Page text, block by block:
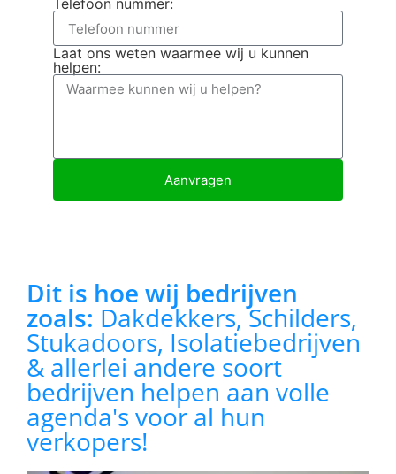
Dit is hoe wij bedrijven
zoals: Dakdekkers, Schilders,
Stukadoors, Isolatiebedrijven
& allerlei andere soort
bedrijven helpen aan volle
agenda's voor al hun
verkopers!
Telefoon nummer:
Laat ons weten waarmee wij u kunnen
helpen:
Aanvragen